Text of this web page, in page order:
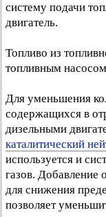
систему подачи
двигатель.
Топливо из
топливным
Для уменьшения
содержащихся в
дизельными
каталитический
используется и
газов. Добавление
для снижения
позволяет